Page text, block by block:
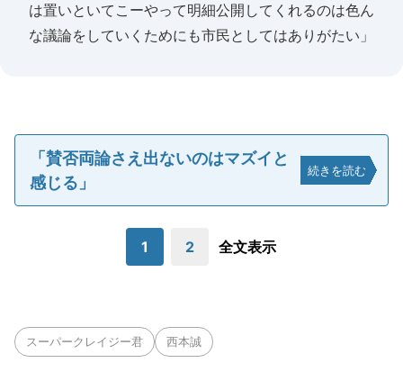
は置いといてこーやって明細公開してくれるのは色ん
な議論をしていくためにも市民としてはありがたい」
「賛否両論さえ出ないのはマズイと
感じる」
続きを読む
1 2 全文表示
スーパークレイジー君 西本誠